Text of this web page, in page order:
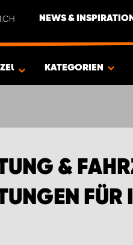
NEWS & INSPIRATION
FÜR
KATEGORIEN
&
FÜR